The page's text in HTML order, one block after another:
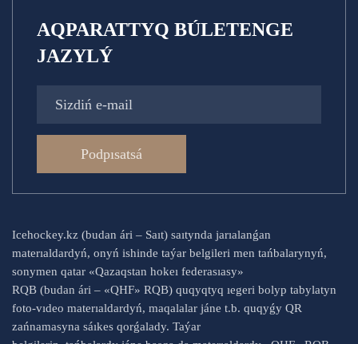
AQPARATTYQ BÚLETENGE
JAZYLÝ
Podpısatsá
Icehockey.kz (budan ári – Saıt) saıtynda jarıalanǵan
materıaldardyń, onyń ishinde taýar belgileri men tańbalarynyń,
sonymen qatar «Qazaqstan hokeı federasıasy»
RQB (budan ári – «QHF» RQB) quqyqtyq ıegeri bolyp tabylatyn
foto-vıdeo materıaldardyń, maqalalar jáne t.b. quqyǵy QR
zańnamasyna sáıkes qorǵalady. Taýar